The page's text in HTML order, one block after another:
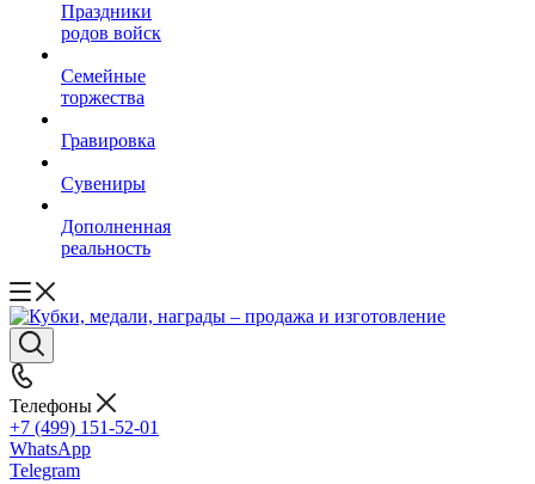
Праздники
родов войск
Семейные
торжества
Гравировка
Сувениры
Дополненная
реальность
Телефоны
+7 (499) 151-52-01
WhatsApp
Telegram